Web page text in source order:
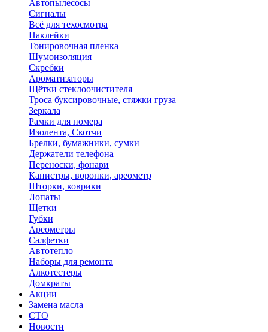
Автопылесосы
Сигналы
Всё для техосмотра
Наклейки
Тонировочная пленка
Шумоизоляция
Скребки
Ароматизаторы
Щётки стеклоочистителя
Троса буксировочные, стяжки груза
Зеркала
Рамки для номера
Изолента, Скотчи
Брелки, бумажники, сумки
Держатели телефона
Переноски, фонари
Канистры, воронки, ареометр
Шторки, коврики
Лопаты
Щетки
Губки
Ареометры
Салфетки
Автотепло
Наборы для ремонта
Алкотестеры
Домкраты
Акции
Замена масла
СТО
Новости